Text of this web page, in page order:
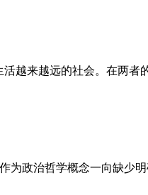
越来越远的社会。在两
为政治哲学概念一向缺少